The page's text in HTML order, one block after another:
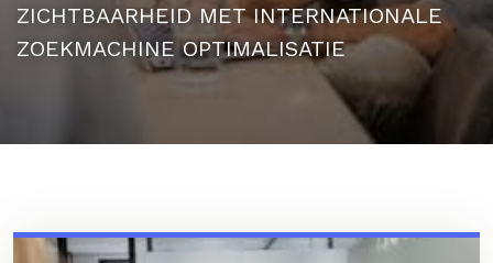
ZICHTBAARHEID MET INTERNATIONALE
ZOEKMACHINE OPTIMALISATIE